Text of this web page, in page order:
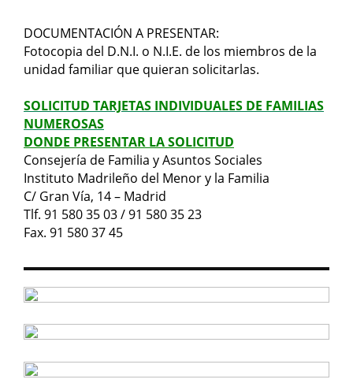
DOCUMENTACIÓN A PRESENTAR:
Fotocopia del D.N.I. o N.I.E. de los miembros de la
unidad familiar que quieran solicitarlas.
SOLICITUD TARJETAS INDIVIDUALES DE FAMILIAS
NUMEROSAS
DONDE PRESENTAR LA SOLICITUD
Consejería de Familia y Asuntos Sociales
Instituto Madrileño del Menor y la Familia
C/ Gran Vía, 14 – Madrid
Tlf. 91 580 35 03 / 91 580 35 23
Fax. 91 580 37 45